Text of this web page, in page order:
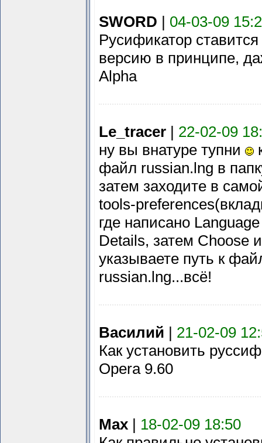
SWORD | 04-03-09
Русификатор
версию в принципе,
Alpha
Le_tracer| 22-02-09
ну вы внатуре тупни
файл russian.lng в
затем заходите в
tools-
где написано
Details, затем Choose и
указываете путь к
russian.lng...всё!
Василий | 21-02-09
Как установить
Opera 9.60
Max| 18-02-09 18:50